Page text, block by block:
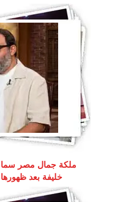
ملكة جمال مصر سما
خليفة بعد